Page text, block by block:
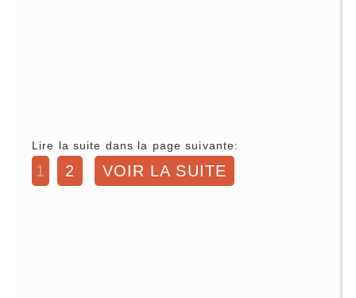
Lire la suite dans la page suivante:
1 2 VOIR LA SUITE